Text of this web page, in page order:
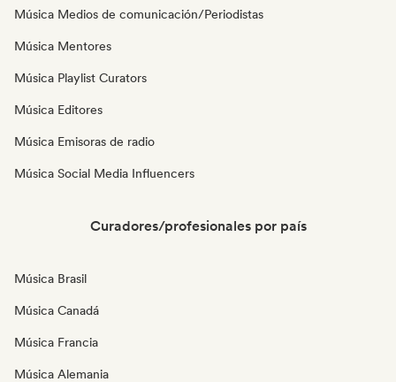
Música Medios de comunicación/Periodistas
Música Mentores
Música Playlist Curators
Música Editores
Música Emisoras de radio
Música Social Media Influencers
Curadores/profesionales por país
Música Brasil
Música Canadá
Música Francia
Música Alemania